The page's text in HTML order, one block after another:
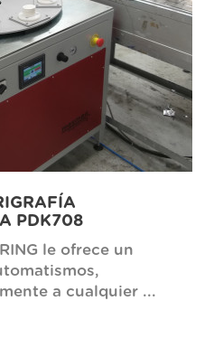
PDK708
le ofrece un
a cualquier ...